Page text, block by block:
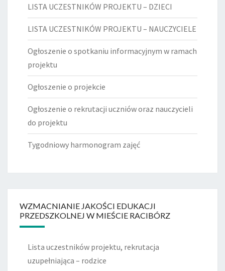
LISTA UCZESTNIKÓW PROJEKTU – DZIECI
LISTA UCZESTNIKÓW PROJEKTU – NAUCZYCIELE
Ogłoszenie o spotkaniu informacyjnym w ramach
projektu
Ogłoszenie o projekcie
Ogłoszenie o rekrutacji uczniów oraz nauczycieli
do projektu
Tygodniowy harmonogram zajęć
WZMACNIANIE JAKOŚCI EDUKACJI
PRZEDSZKOLNEJ W MIEŚCIE RACIBÓRZ
Lista uczestników projektu, rekrutacja
uzupełniająca – rodzice